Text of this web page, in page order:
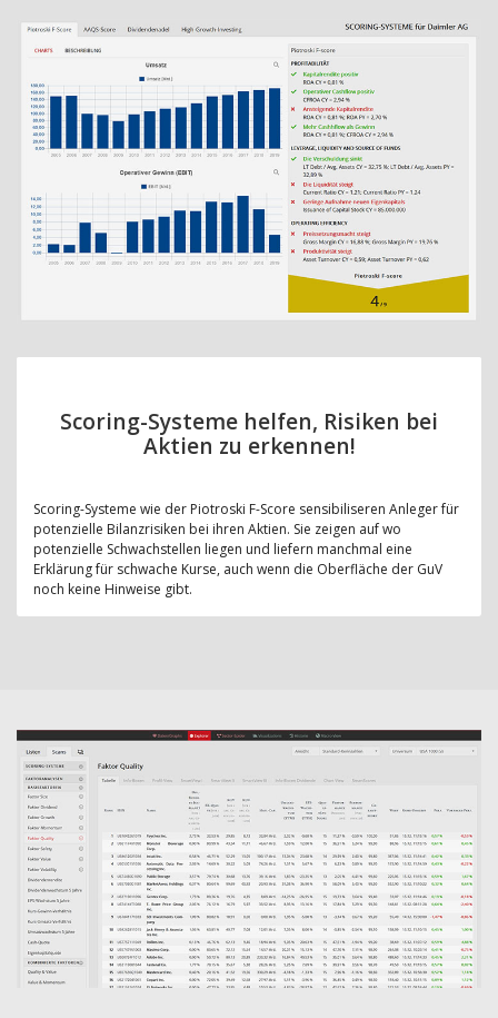
Scoring-Systeme helfen, Risiken bei
Aktien zu erkennen!
Scoring-Systeme wie der Piotroski F-Score sensibiliseren Anleger für
potenzielle Bilanzrisiken bei ihren Aktien. Sie zeigen auf wo
potenzielle Schwachstellen liegen und liefern manchmal eine
Erklärung für schwache Kurse, auch wenn die Oberfläche der GuV
noch keine Hinweise gibt.